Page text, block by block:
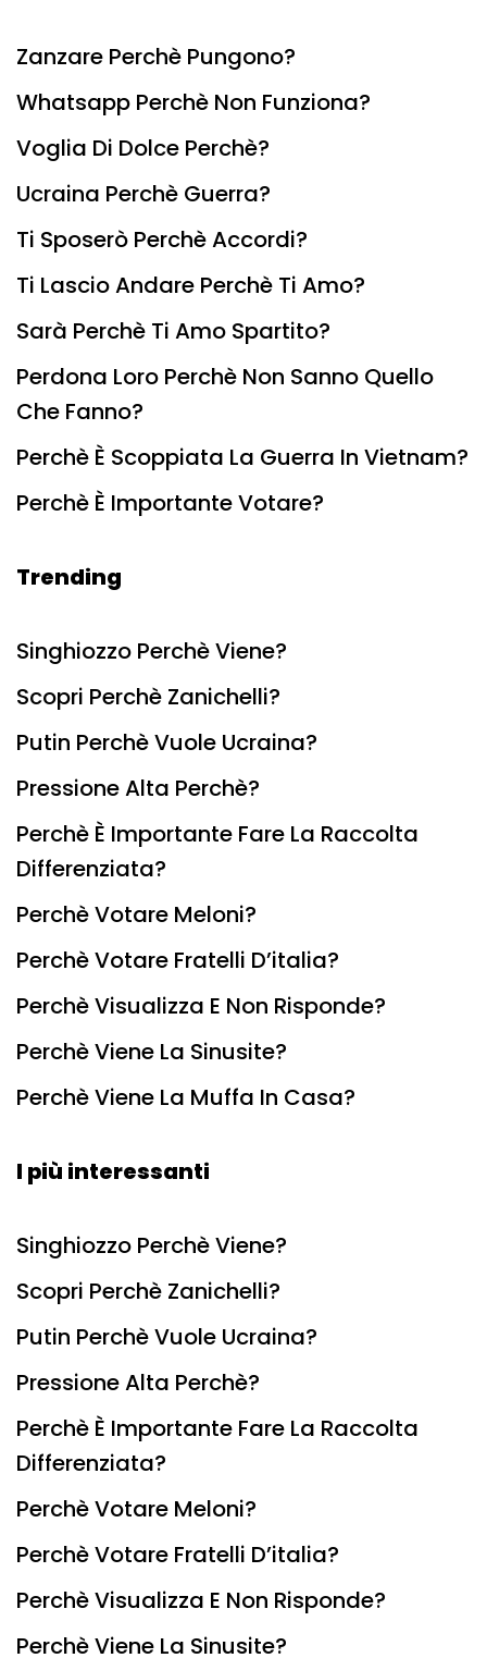
Zanzare Perchè Pungono?
Whatsapp Perchè Non Funziona?
Voglia Di Dolce Perchè?
Ucraina Perchè Guerra?
Ti Sposerò Perchè Accordi?
Ti Lascio Andare Perchè Ti Amo?
Sarà Perchè Ti Amo Spartito?
Perdona Loro Perchè Non Sanno Quello
Che Fanno?
Perchè È Scoppiata La Guerra In Vietnam?
Perchè È Importante Votare?
Trending
Singhiozzo Perchè Viene?
Scopri Perchè Zanichelli?
Putin Perchè Vuole Ucraina?
Pressione Alta Perchè?
Perchè È Importante Fare La Raccolta
Differenziata?
Perchè Votare Meloni?
Perchè Votare Fratelli D’italia?
Perchè Visualizza E Non Risponde?
Perchè Viene La Sinusite?
Perchè Viene La Muffa In Casa?
I più interessanti
Singhiozzo Perchè Viene?
Scopri Perchè Zanichelli?
Putin Perchè Vuole Ucraina?
Pressione Alta Perchè?
Perchè È Importante Fare La Raccolta
Differenziata?
Perchè Votare Meloni?
Perchè Votare Fratelli D’italia?
Perchè Visualizza E Non Risponde?
Perchè Viene La Sinusite?